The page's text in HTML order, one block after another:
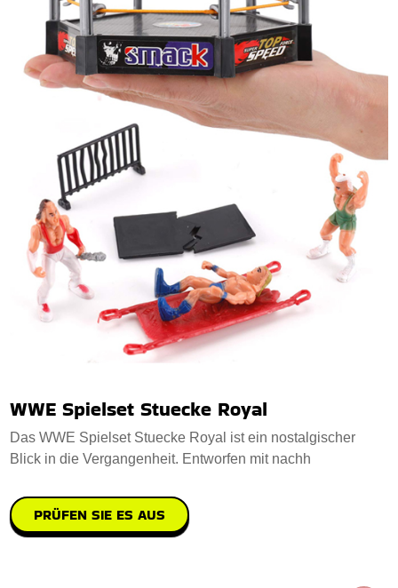
WWE Spielset Stuecke Royal
Das WWE Spielset Stuecke Royal ist ein nostalgischer
Blick in die Vergangenheit. Entworfen mit nachh
PRÜFEN SIE ES AUS